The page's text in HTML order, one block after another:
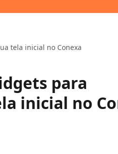
tela inicial no Conexa
para
inicial no